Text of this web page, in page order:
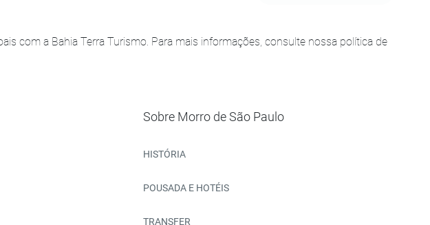
Sobre Morro de São Paulo
HISTÓRIA
POUSADA E HOTÉIS
TRANSFER
com a Bahia Terra Turismo. Para mais informações, consulte nossa política de